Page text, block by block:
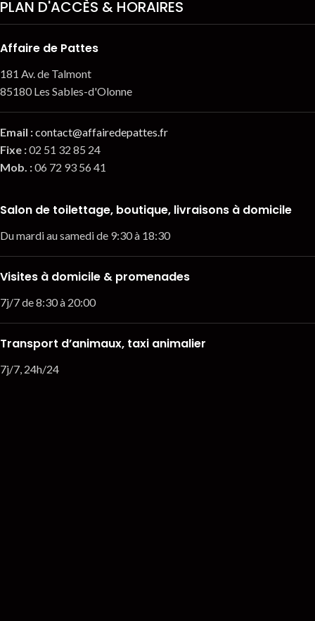
PLAN D'ACCÈS & HORAIRES
Affaire de Pattes
181 Av. de Talmont
85180 Les Sables-d'Olonne
Email :contact@affairedepattes.fr
Fixe :02 51 32 85 24
Mob. :06 72 93 56 41
Salon de toilettage, boutique, livraisons à domicile
Du mardi au samedi de 9:30 à 18:30
Visites à domicile & promenades
7j/7 de 8:30 à 20:00
Transport d’animaux, taxi animalier
7j/7, 24h/24